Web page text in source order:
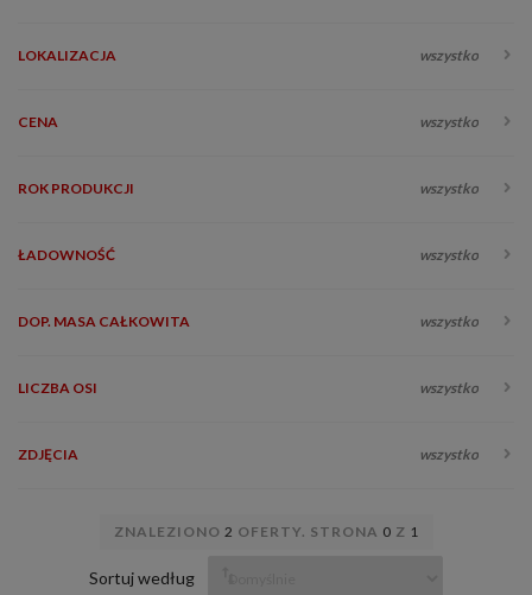
LOKALIZACJA wszystko
CENA wszystko
ROK PRODUKCJI wszystko
ŁADOWNOŚĆ wszystko
DOP. MASA CAŁKOWITA wszystko
LICZBA OSI wszystko
ZDJĘCIA wszystko
ZNALEZIONO 2 OFERTY. STRONA 0 Z 1
Sortuj według